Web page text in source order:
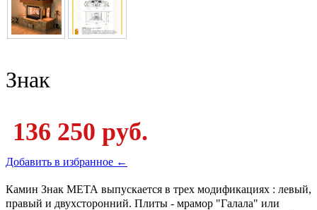
Знак
136 250 руб.
Добавить в избранное ←
Камин Знак МЕТА выпускается в трех модификациях : левый,
правый и двухсторонний. Плиты - мрамор "Галала" или